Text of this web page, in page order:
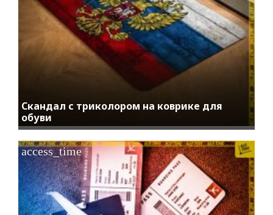
Скандал с триколором на коврике для
обуви
access_time